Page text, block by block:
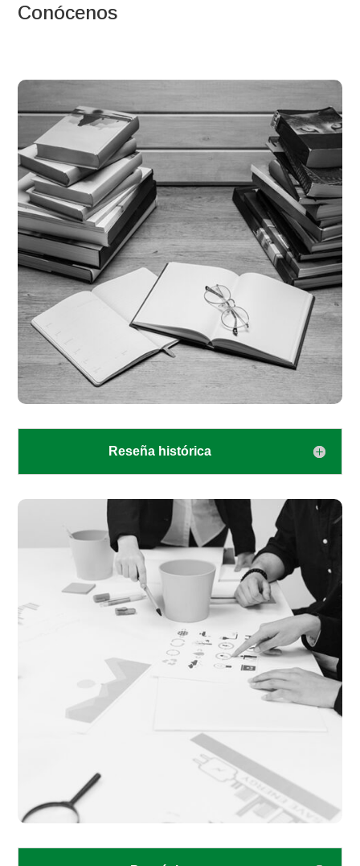
Conócenos
Reseña histórica